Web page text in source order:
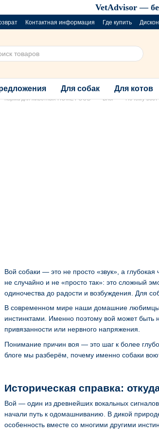
VetAdvisor —
Контактная информация Где купить
Для собак Для котов
Корма для животных HOME FOOD Блог Почему воет
Вой собаки — это не просто «звук», а
не случайно и не «просто так»: это сложный
одиночества до радости и возбуждения. Для
В современном мире наши домашние любимцы
инстинктами. Именно поэтому вой может быть
привязанности или нервного напряжения.
Понимание причин воя — это шаг к более
блоге мы разберём, почему именно собаки
Историческая справка:
Вой — один из древнейших вокальных
начали путь к одомашниванию. В дикой
особенность вместе со многими другими